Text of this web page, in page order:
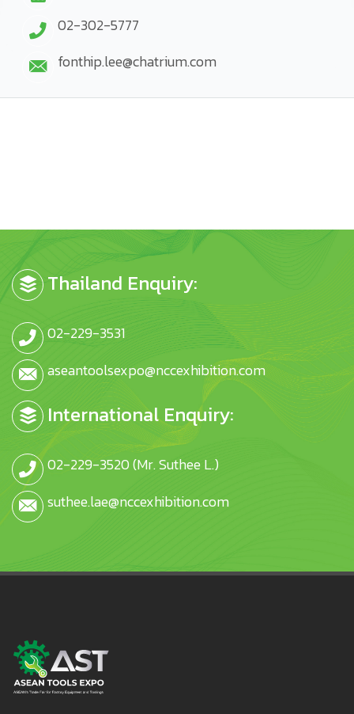
02-302-5777
fonthip.lee@chatrium.com
Thailand Enquiry:
02-229-3531
aseantoolsexpo@nccexhibition.com
International Enquiry:
02-229-3520 (Mr. Suthee L.)
suthee.lae@nccexhibition.com